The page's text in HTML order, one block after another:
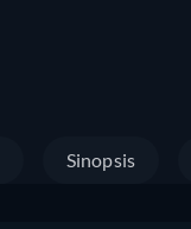
Sinopsis